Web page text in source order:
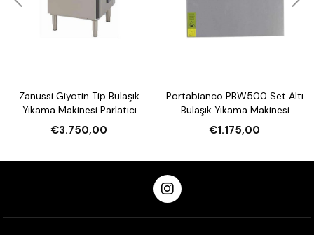
Zanussi Giyotin Tip Bulaşık
Yıkama Makinesi Parlatıcı
Pompalı
€3.750,00
Portabianco PBW500 Set Altı
Bulaşık Yıkama Makinesi
€1.175,00